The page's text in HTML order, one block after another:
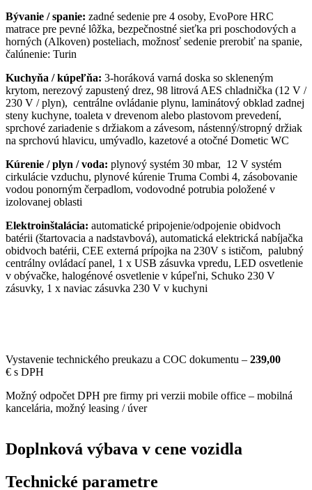
Bývanie / spanie: zadné sedenie pre 4 osoby, EvoPore HRC
matrace pre pevné lôžka, bezpečnostné sieťka pri poschodových a
horných (Alkoven) posteliach, možnosť sedenie prerobiť na spanie,
čalúnenie: Turin
Kuchyňa / kúpeľňa: 3-horáková varná doska so skleneným
krytom, nerezový zapustený drez, 98 litrová AES chladnička (12 V /
230 V / plyn), centrálne ovládanie plynu, laminátový obklad zadnej
steny kuchyne, toaleta v drevenom alebo plastovom prevedení,
sprchové zariadenie s držiakom a závesom, nástenný/stropný držiak
na sprchovú hlavicu, umývadlo, kazetové a otočné Dometic WC
Kúrenie / plyn / voda: plynový systém 30 mbar, 12 V systém
cirkulácie vzduchu, plynové kúrenie Truma Combi 4, zásobovanie
vodou ponorným čerpadlom, vodovodné potrubia položené v
izolovanej oblasti
Elektroinštalácia: automatické pripojenie/odpojenie obidvoch
batérii (štartovacia a nadstavbová), automatická elektrická nabíjačka
obidvoch batérii, CEE externá prípojka na 230V s ističom, palubný
centrálny ovládací panel, 1 x USB zásuvka vpredu, LED osvetlenie
v obývačke, halogénové osvetlenie v kúpeľni, Schuko 230 V
zásuvky, 1 x naviac zásuvka 230 V v kuchyni
Vystavenie technického preukazu a COC dokumentu – 239,00
€ s DPH
Možný odpočet DPH pre firmy pri verzii mobile office – mobilná
kancelária, možný leasing / úver
Doplnková výbava v cene vozidla
Technické parametre